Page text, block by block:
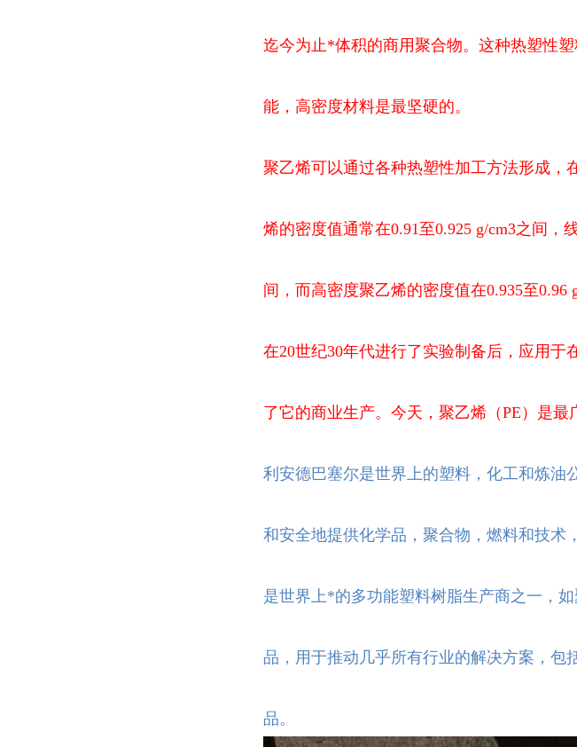
迄今为止*体积的商用聚合物。这种热塑性
能，高密度材料是最坚硬的。
聚乙烯可以通过各种热塑性加工方法形成，
烯的密度值通常在0.91至0.925 g/cm3之间，
间，而高密度聚乙烯的密度值在0.935至0.96
在20世纪30年代进行了实验制备后，应用
了它的商业生产。今天，聚乙烯（PE）是最
利安德巴塞尔是世界上的塑料，化工和炼油
和安全地提供化学品，聚合物，燃料和技术
是世界上*的多功能塑料树脂生产商之一，
品，用于推动几乎所有行业的解决方案，包
品。